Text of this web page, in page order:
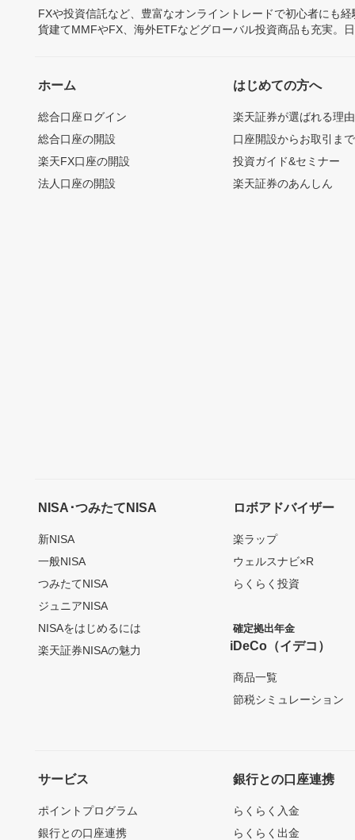
FXや投資信託など、豊富なオンライントレードで初心者にも
貨建てMMFやFX、海外ETFなどグローバル投資商品も充実。
ホーム
総合口座ログイン
総合口座の開設
楽天FX口座の開設
法人口座の開設
はじめての方へ
楽天証券が選ばれる理由
口座開設からお取引ま
投資ガイド&セミナー
楽天証券のあんしん
NISA･つみたてNISA
新NISA
一般NISA
つみたてNISA
ジュニアNISA
NISAをはじめるには
楽天証券NISAの魅力
ロボアドバイザー
楽ラップ
ウェルスナビ×R
らくらく投資
確定拠出年金
iDeCo（イデコ）
商品一覧
節税シミュレーション
サービス
ポイントプログラム
銀行との口座連携
銀行との口座連携
らくらく入金
らくらく出金